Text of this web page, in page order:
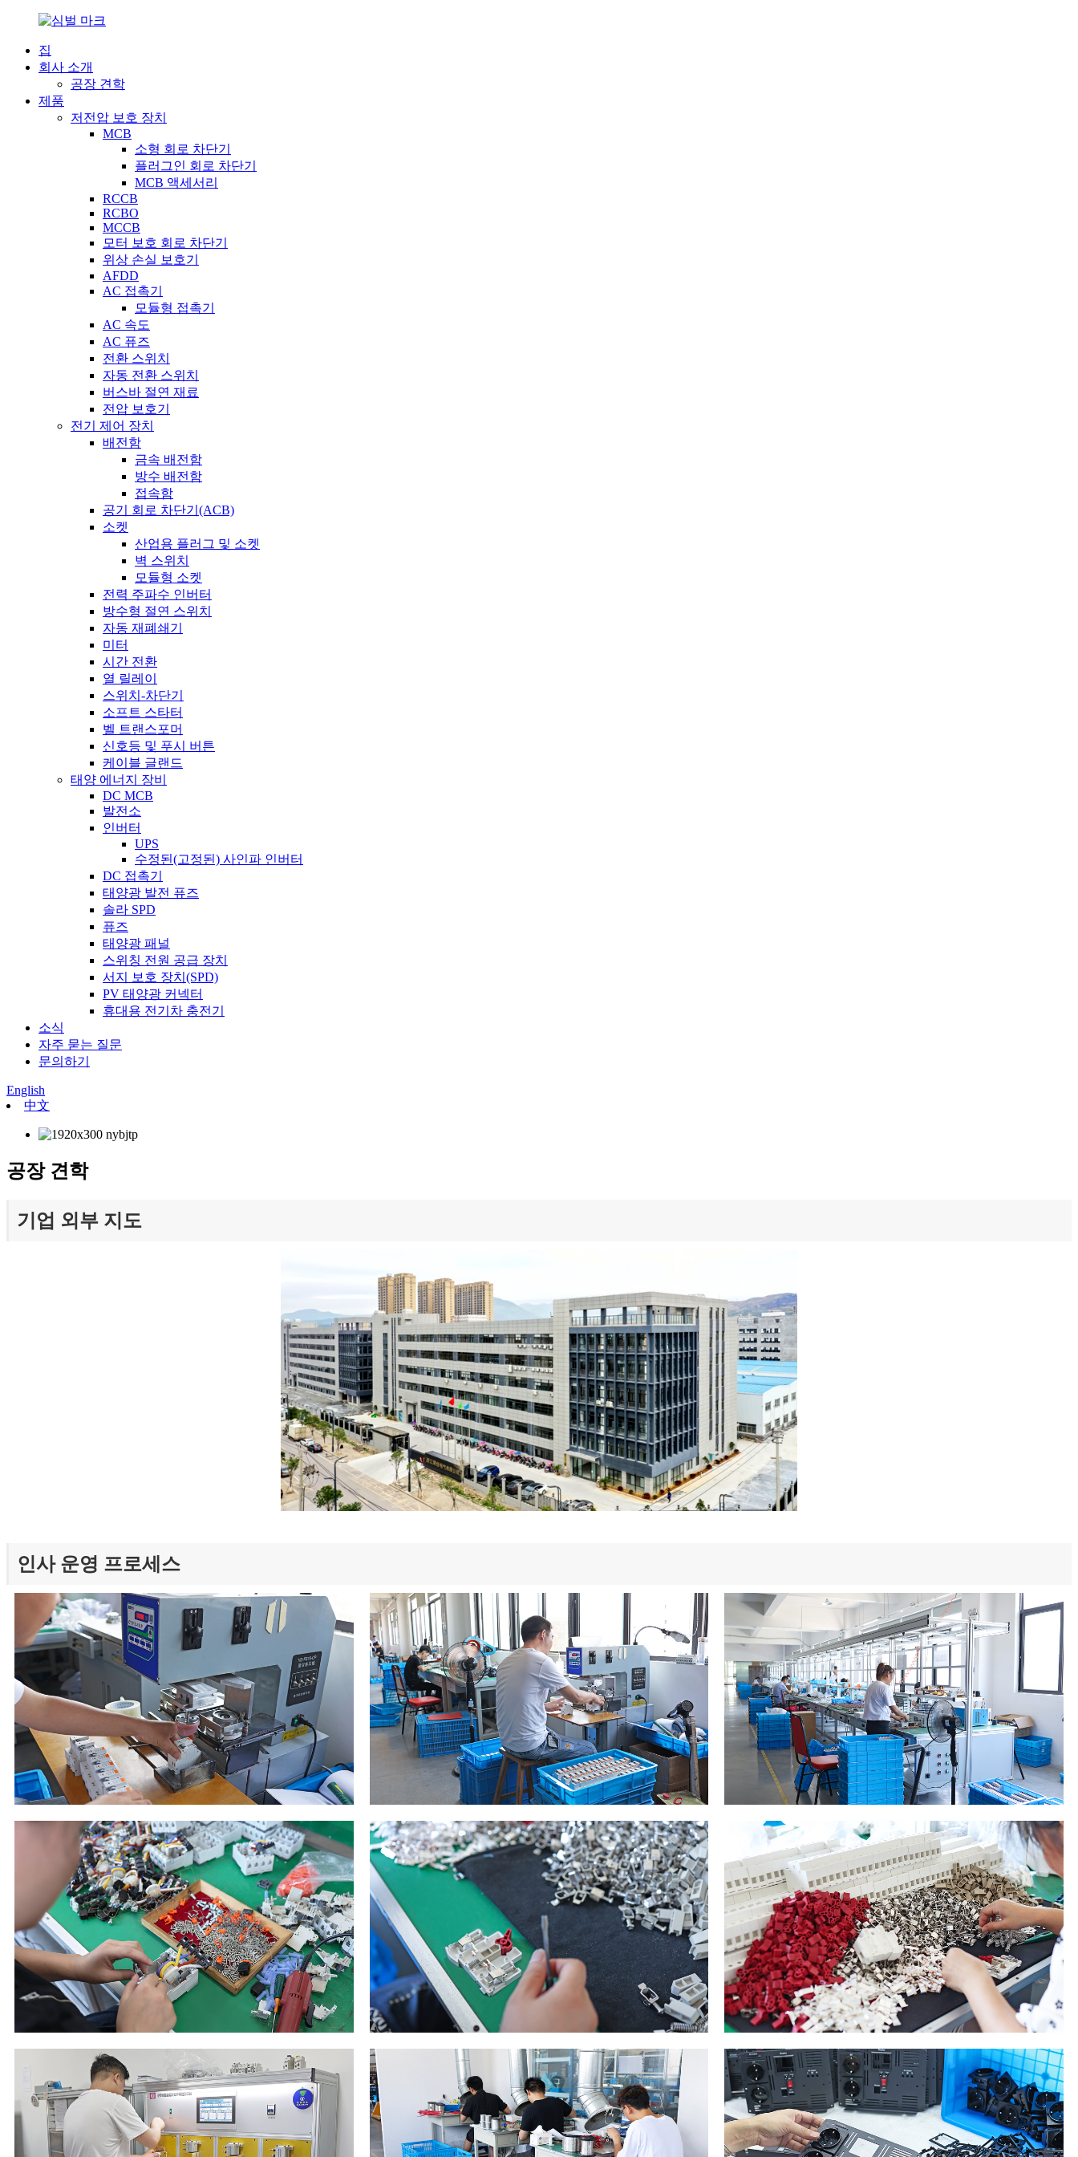
집
회사 소개
공장 견학
제품
저전압 보호 장치
MCB
소형 회로 차단기
플러그인 회로 차단기
MCB 액세서리
RCCB
RCBO
MCCB
모터 보호 회로 차단기
위상 손실 보호기
AFDD
AC 접촉기
모듈형 접촉기
AC 속도
AC 퓨즈
전환 스위치
자동 전환 스위치
버스바 절연 재료
전압 보호기
전기 제어 장치
배전함
금속 배전함
방수 배전함
접속함
공기 회로 차단기(ACB)
소켓
산업용 플러그 및 소켓
벽 스위치
모듈형 소켓
전력 주파수 인버터
방수형 절연 스위치
자동 재폐쇄기
미터
시간 전환
열 릴레이
스위치-차단기
소프트 스타터
벨 트랜스포머
신호등 및 푸시 버튼
케이블 글랜드
태양 에너지 장비
DC MCB
발전소
인버터
UPS
수정된(고정된) 사인파 인버터
DC 접촉기
태양광 발전 퓨즈
솔라 SPD
퓨즈
태양광 패널
스위칭 전원 공급 장치
서지 보호 장치(SPD)
PV 태양광 커넥터
휴대용 전기차 충전기
소식
자주 묻는 질문
문의하기
English
中文
공장 견학
기업 외부 지도
인사 운영 프로세스